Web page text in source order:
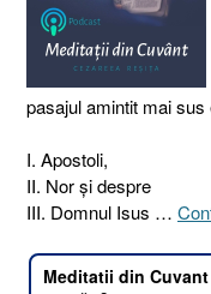
pasajul amintit mai
I. Apostoli,
II. Nor şi despre
III. Domnul Isus …